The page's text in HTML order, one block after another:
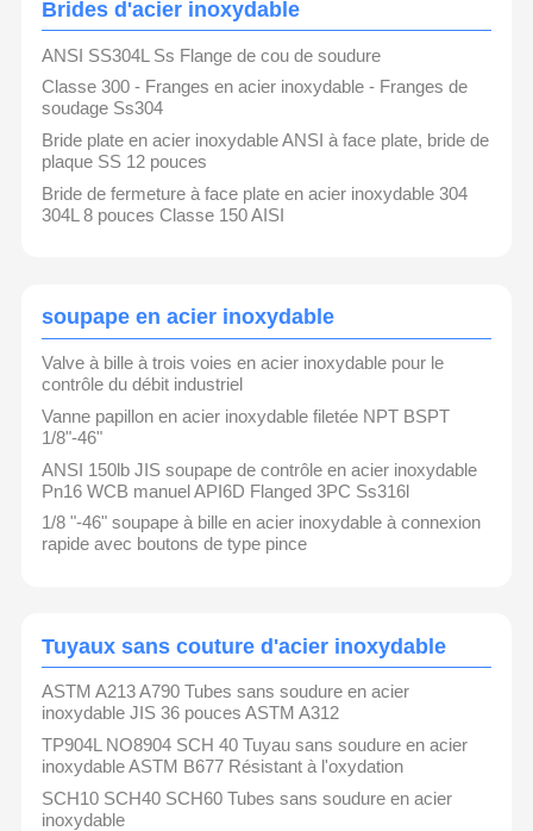
Brides d'acier inoxydable
ANSI SS304L Ss Flange de cou de soudure
Classe 300 - Franges en acier inoxydable - Franges de
soudage Ss304
Bride plate en acier inoxydable ANSI à face plate, bride de
plaque SS 12 pouces
Bride de fermeture à face plate en acier inoxydable 304
304L 8 pouces Classe 150 AISI
soupape en acier inoxydable
Valve à bille à trois voies en acier inoxydable pour le
contrôle du débit industriel
Vanne papillon en acier inoxydable filetée NPT BSPT
1/8"-46"
ANSI 150lb JIS soupape de contrôle en acier inoxydable
Pn16 WCB manuel API6D Flanged 3PC Ss316l
1/8 "-46" soupape à bille en acier inoxydable à connexion
rapide avec boutons de type pince
Tuyaux sans couture d'acier inoxydable
ASTM A213 A790 Tubes sans soudure en acier
inoxydable JIS 36 pouces ASTM A312
TP904L NO8904 SCH 40 Tuyau sans soudure en acier
inoxydable ASTM B677 Résistant à l'oxydation
SCH10 SCH40 SCH60 Tubes sans soudure en acier
inoxydable